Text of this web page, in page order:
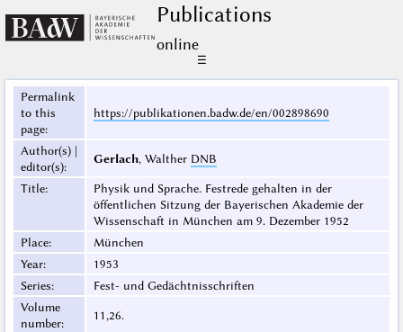
Publications
online
☰
Permalink
to this
page:
https://publikationen.badw.de/en/002898690
Author(s) |
editor(s):
Gerlach, Walther DNB
Title:
Physik und Sprache. Festrede gehalten in der
öffentlichen Sitzung der Bayerischen Akademie der
Wissenschaft in München am 9. Dezember 1952
Place:
München
Year:
1953
Series:
Fest- und Gedächtnisschriften
Volume
number:
11,26.